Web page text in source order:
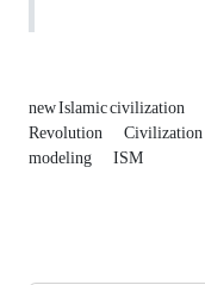
new Islamic civilization
Revolution Civilization
modeling ISM